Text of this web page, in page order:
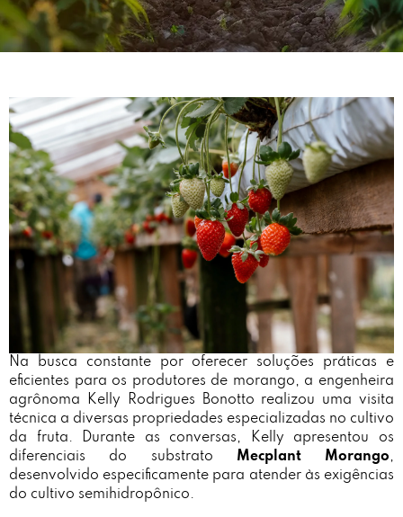
Na busca constante por oferecer soluções práticas e
eficientes para os produtores de morango, a engenheira
agrônoma Kelly Rodrigues Bonotto realizou uma visita
técnica a diversas propriedades especializadas no cultivo
da fruta. Durante as conversas, Kelly apresentou os
diferenciais do substrato Mecplant Morango,
desenvolvido especificamente para atender às exigências
do cultivo semihidropônico.